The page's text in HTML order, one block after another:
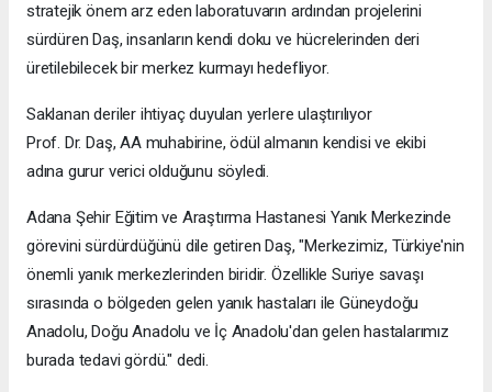
stratejik önem arz eden laboratuvarın ardından projelerini
sürdüren Daş, insanların kendi doku ve hücrelerinden deri
üretilebilecek bir merkez kurmayı hedefliyor.
Saklanan deriler ihtiyaç duyulan yerlere ulaştırılıyor
Prof. Dr. Daş, AA muhabirine, ödül almanın kendisi ve ekibi
adına gurur verici olduğunu söyledi.
Adana Şehir Eğitim ve Araştırma Hastanesi Yanık Merkezinde
görevini sürdürdüğünü dile getiren Daş, "Merkezimiz, Türkiye'nin
önemli yanık merkezlerinden biridir. Özellikle Suriye savaşı
sırasında o bölgeden gelen yanık hastaları ile Güneydoğu
Anadolu, Doğu Anadolu ve İç Anadolu'dan gelen hastalarımız
burada tedavi gördü." dedi.